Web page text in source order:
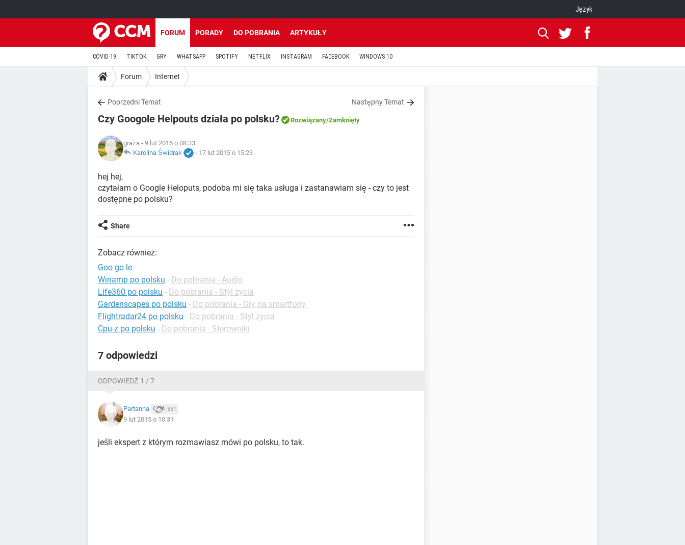
Język
FORUM PORADY DO POBRANIA ARTYKUŁY
COVID-19 TIKTOK GRY WHATSAPP SPOTIFY NETFLIX INSTAGRAM FACEBOOK WINDOWS 10
Forum Internet
Poprzedni Temat Następny Temat
Czy Googole Helpouts działa po polsku? Rozwiązany/Zamknięty
graża - 9 lut 2015 o 08:33
Karolina Świdrak
- 17 lut 2015 o 15:23
hej hej,
czytałam o Google Heloputs, podoba mi się taka usługa i zastanawiam się - czy to jest
dostępne po polsku?
Share
Zobacz również:
Goo go le
Winamp po polsku - Do pobrania - Audio
Life360 po polsku - Do pobrania - Styl życia
Gardenscapes po polsku - Do pobrania - Gry na smartfony
Flightradar24 po polsku - Do pobrania - Styl życia
Cpu-z po polsku - Do pobrania - Sterowniki
7 odpowiedzi
ODPOWIEDŹ 1 / 7
Partanna 551
9 lut 2015 o 10:31
jeśli ekspert z którym rozmawiasz mówi po polsku, to tak.